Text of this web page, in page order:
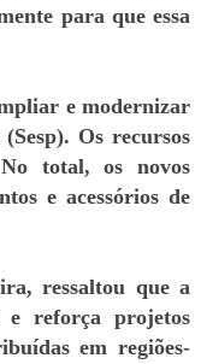
para que essa
e modernizar
Os recursos
total, os novos
e acessórios de
ressaltou que a
e reforça projetos
em regiões-